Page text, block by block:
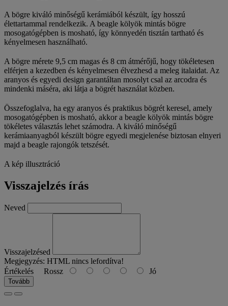
A bögre kiváló minőségű kerámiából készült, így hosszú
élettartammal rendelkezik. A beagle kölyök mintás bögre
mosogatógépben is mosható, így könnyedén tisztán tartható és
kényelmesen használható.
A bögre mérete 9,5 cm magas és 8 cm átmérőjű, hogy tökéletesen
elférjen a kezedben és kényelmesen élvezhesd a meleg italaidat. Az
aranyos és egyedi design garantáltan mosolyt csal az arcodra és
mindenki máséra, aki látja a bögrét használat közben.
Összefoglalva, ha egy aranyos és praktikus bögrét keresel, amely
mosogatógépben is mosható, akkor a beagle kölyök mintás bögre
tökéletes választás lehet számodra. A kiváló minőségű
kerámiaanyagból készült bögre egyedi megjelenése biztosan elnyeri
majd a beagle rajongók tetszését.
A kép illusztráció
Visszajelzés írás
Neved
Visszajelzésed
Megjegyzés: HTML nincs lefordítva!
Értékelés Rossz Jó
Tovább